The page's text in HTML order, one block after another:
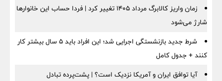
زمان واریز کالابرگ مرداد ۱۴۰۵ تغییر کرد | فردا حساب این خانوارها
شارژ می‌شود
شرط جدید بازنشستگی اجرایی شد؛ این افراد باید ۵ سال بیشتر کار
کنند + جدول کامل
آیا توافق ایران و آمریکا نزدیک است؟ | پشت‌پرده تبادل